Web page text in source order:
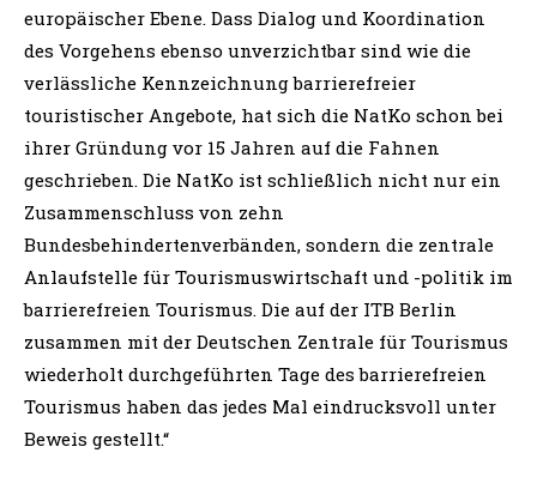
europäischer Ebene. Dass Dialog und Koordination
des Vorgehens ebenso unverzichtbar sind wie die
verlässliche Kennzeichnung barrierefreier
touristischer Angebote, hat sich die NatKo schon bei
ihrer Gründung vor 15 Jahren auf die Fahnen
geschrieben. Die NatKo ist schließlich nicht nur ein
Zusammenschluss von zehn
Bundesbehindertenverbänden, sondern die zentrale
Anlaufstelle für Tourismuswirtschaft und -politik im
barrierefreien Tourismus. Die auf der ITB Berlin
zusammen mit der Deutschen Zentrale für Tourismus
wiederholt durchgeführten Tage des barrierefreien
Tourismus haben das jedes Mal eindrucksvoll unter
Beweis gestellt.“